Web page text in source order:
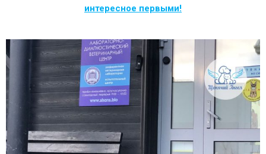
интересное первыми!